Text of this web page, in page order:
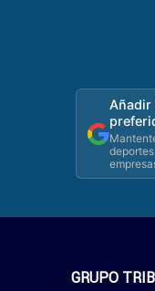
Añadir
GRUPO